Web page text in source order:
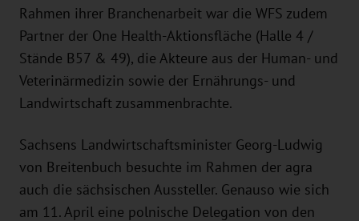
Rahmen ihrer Branchenarbeit war die WFS zudem
Partner der One Health-Aktionsfläche (Halle 4 /
Stände B57 & 49), die Akteure aus der Human- und
Veterinärmedizin sowie der Ernährungs- und
Landwirtschaft zusammenbrachte.
Sachsens Landwirtschaftsminister Georg-Ludwig
von Breitenbuch besuchte im Rahmen der agra
auch die sächsischen Aussteller. Genauso wie sich
am 11. April eine polnische Delegation von den